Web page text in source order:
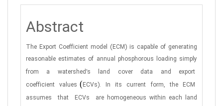
Abstract
The Export Coefficient model (ECM) is capable of generating
reasonable estimates of annual phosphorous loading simply
from
a watershed’s land cover data and
export
coefficient values (ECVs). In its current form, the ECM
assumes
that ECVs
are homogeneous within each land